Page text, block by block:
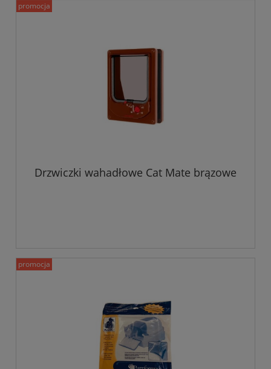
Drzwiczki wahadłowe Cat Mate brązowe
promocja
promocja